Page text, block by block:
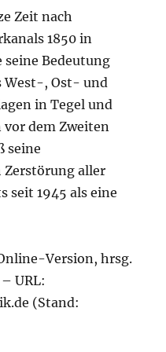
Zeit nach
1850 in
Bedeutung
West-, Ost- und
in Tegel und
vor dem Zweiten
seine
Zerstörung aller
seit 1945 als eine
Version, hrsg.
URL:
(Stand: